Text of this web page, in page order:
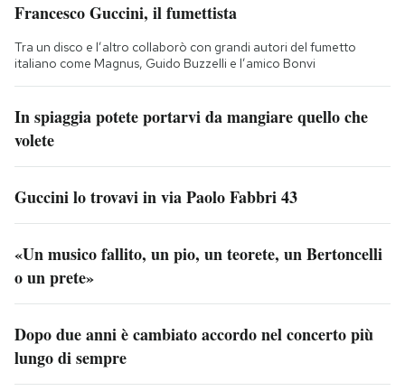
Francesco Guccini, il fumettista
Tra un disco e l’altro collaborò con grandi autori del fumetto
italiano come Magnus, Guido Buzzelli e l’amico Bonvi
In spiaggia potete portarvi da mangiare quello che
volete
Guccini lo trovavi in via Paolo Fabbri 43
«Un musico fallito, un pio, un teorete, un Bertoncelli
o un prete»
Dopo due anni è cambiato accordo nel concerto più
lungo di sempre